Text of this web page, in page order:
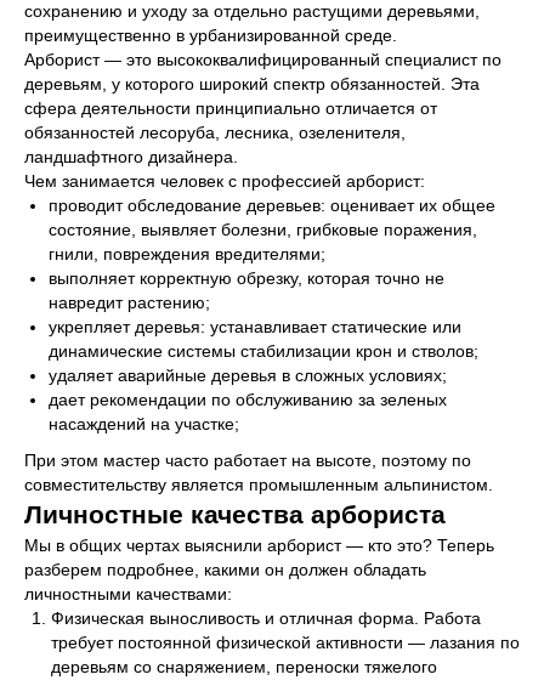
сохранению и уходу за отдельно растущими деревьями,
преимущественно в урбанизированной среде.
Арборист — это высококвалифицированный специалист по
деревьям, у которого широкий спектр обязанностей. Эта
сфера деятельности принципиально отличается от
обязанностей лесоруба, лесника, озеленителя,
ландшафтного дизайнера.
Чем занимается человек с профессией арборист:
проводит обследование деревьев: оценивает их общее
состояние, выявляет болезни, грибковые поражения,
гнили, повреждения вредителями;
выполняет корректную обрезку, которая точно не
навредит растению;
укрепляет деревья: устанавливает статические или
динамические системы стабилизации крон и стволов;
удаляет аварийные деревья в сложных условиях;
дает рекомендации по обслуживанию за зеленых
насаждений на участке;
При этом мастер часто работает на высоте, поэтому по
совместительству является промышленным альпинистом.
Личностные качества арбориста
Мы в общих чертах выяснили арборист — кто это? Теперь
разберем подробнее, какими он должен обладать
личностными качествами:
Физическая выносливость и отличная форма. Работа
требует постоянной физической активности — лазания по
деревьям со снаряжением, переноски тяжелого